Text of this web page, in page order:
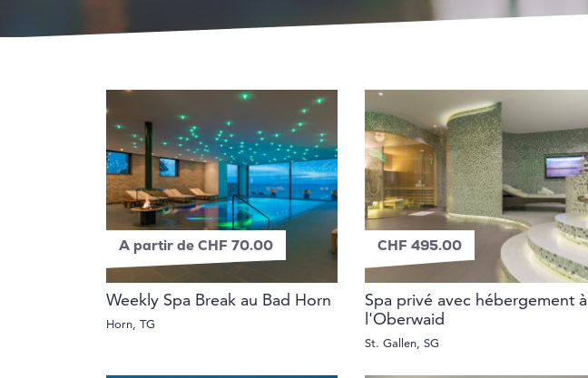
A partir de CHF 70.00
Weekly Spa Break au Bad Horn
Horn, TG
CHF 495.00
Spa privé avec hébergement à
l'Oberwaid
St. Gallen, SG